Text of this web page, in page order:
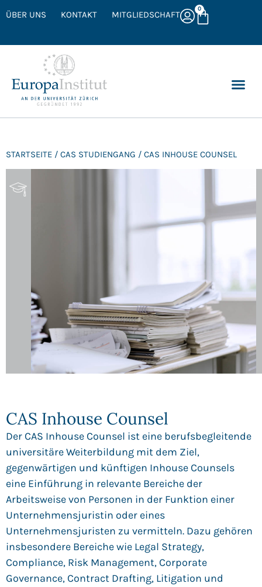
ÜBER UNS KONTAKT MITGLIEDSCHAFT
0
STARTSEITE / CAS STUDIENGANG / CAS INHOUSE COUNSEL
CAS Inhouse Counsel
Der CAS Inhouse Counsel ist eine berufsbegleitende
universitäre Weiterbildung mit dem Ziel,
gegenwärtigen und künftigen Inhouse Counsels
eine Einführung in relevante Bereiche der
Arbeitsweise von Personen in der Funktion einer
Unternehmensjuristin oder eines
Unternehmensjuristen zu vermitteln. Dazu gehören
insbesondere Bereiche wie Legal Strategy,
Compliance, Risk Management, Corporate
Governance, Contract Drafting, Litigation und